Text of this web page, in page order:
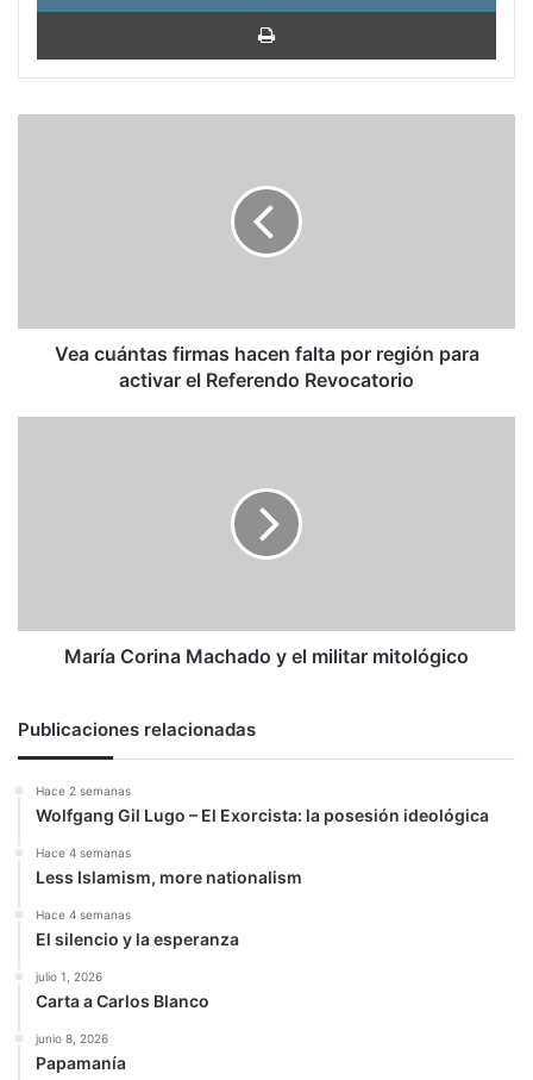
activar
Vea cuántas firmas hacen falta por región para
activar el Referendo Revocatorio
María Corina Machado y el militar mitológico
Publicaciones relacionadas
Hace 2 semanas
Wolfgang Gil Lugo – El Exorcista: la posesión ideológica
Hace 4 semanas
Less Islamism, more nationalism
Hace 4 semanas
El silencio y la esperanza
julio 1, 2026
Carta a Carlos Blanco
junio 8, 2026
Papamanía